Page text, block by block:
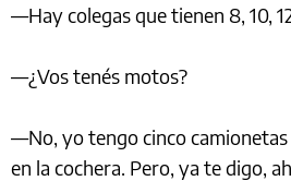
—Hay colegas que tienen 8, 10,
—¿Vos tenés motos?
—No, yo tengo cinco camionetas
en la cochera. Pero, ya te digo,